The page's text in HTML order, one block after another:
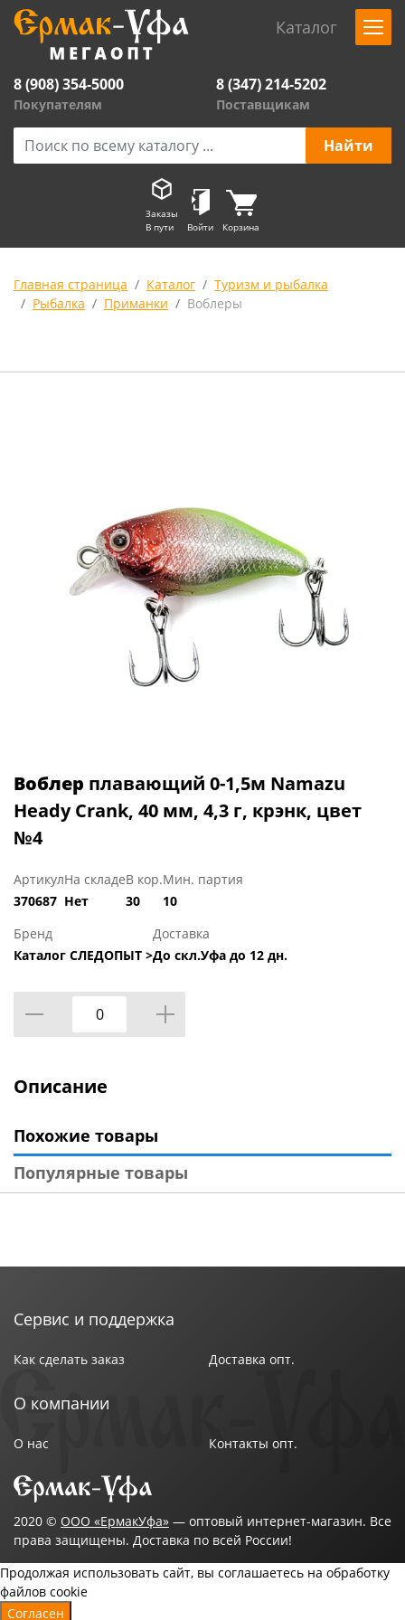
Каталог
8 (908) 354-5000
Покупателям
8 (347) 214-5202
Поставщикам
Заказы
В пути
Войти Корзина
Главная страница Каталог
Туризм и рыбалка
Рыбалка
Приманки Воблеры
Воблер плавающий 0-1,5м Namazu
Heady Crank, 40 мм, 4,3 г, крэнк, цвет
№4
Артикул
370687
На складе
Нет
В кор.
30
Мин. партия
10
Бренд
Каталог СЛЕДОПЫТ >
Доставка
До скл.Уфа до 12 дн.
Описание
Похожие товары
Популярные товары
Сервис и поддержка
Как сделать заказ Доставка опт.
О компании
О нас Контакты опт.
2020 © ООО «ЕрмакУфа» — оптовый интернет-магазин. Все
права защищены. Доставка по всей России!
Продолжая использовать сайт, вы соглашаетесь на обработку
файлов cookie
Согласен